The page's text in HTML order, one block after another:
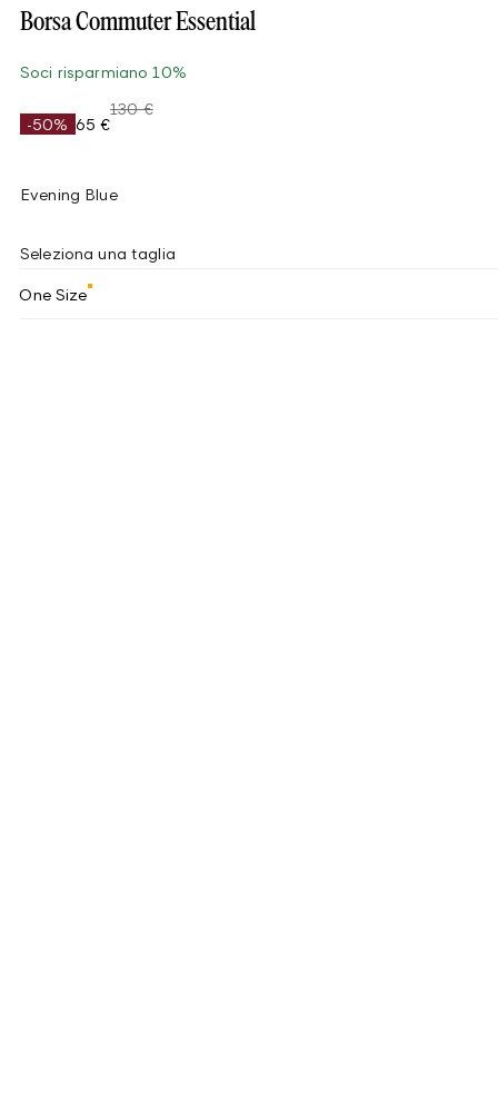
Borsa Commuter Essential
Soci risparmiano 10%
-50% 65 €
130 €
Evening Blue
Seleziona una taglia
One Size